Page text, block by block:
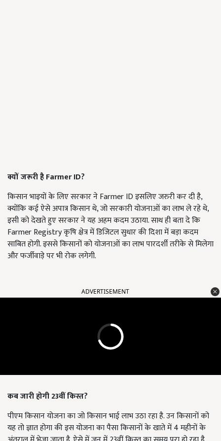
क्यों जरूरी है Farmer ID?
किसान भाइयों के लिए सरकार ने Farmer ID इसलिए जरुरी कर दी है,
क्योंकि कई ऐसे अपात्र किसान थे, जो सरकारी योजनाओं का लाभ ले रहे थे,
इसी को देखते हुए सरकार ने यह अहम कदम उठाया. साथ ही बता दे कि
Farmer Registry कृषि क्षेत्र में डिजिटल सुधार की दिशा में बड़ा कदम
साबित होगी. इससे किसानों को योजनाओं का लाभ पारदर्शी तरीके से मिलेगा
और फर्जीवाड़े पर भी रोक लगेगी.
ADVERTISEMENT
कब जारी होगी 23वीं किस्त?
पीएम किसान योजना का जो किसान भाई लाभ उठा रहा है. उन किसानों को
यह तो ज्ञात होगा की इस योजना का पैसा किसानों के खाते में 4 महीनों के